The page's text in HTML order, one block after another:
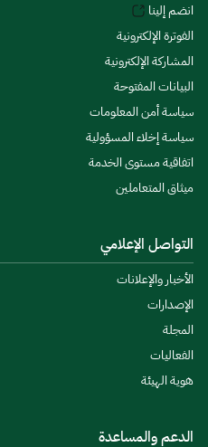
انضم إلينا
الفوترة الإلكترونية
المشاركة الإلكترونية
البيانات المفتوحة
سياسة أمن المعلومات
سياسة إخلاء المسؤولية
اتفاقية مستوى الخدمة
ميثاق المتعاملين
التواصل الإعلامي
الأخبار والإعلانات
الإصدارات
المجلة
الفعاليات
هوية الهيئة
الدعم والمساعدة